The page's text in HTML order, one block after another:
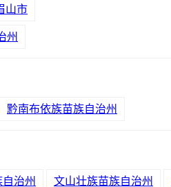
山市
州
黔南布依族苗族自治州
治州 文山壮族苗族自治州